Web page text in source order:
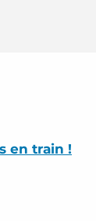
en train !